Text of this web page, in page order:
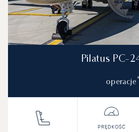
Pilatus PC-
operacje*